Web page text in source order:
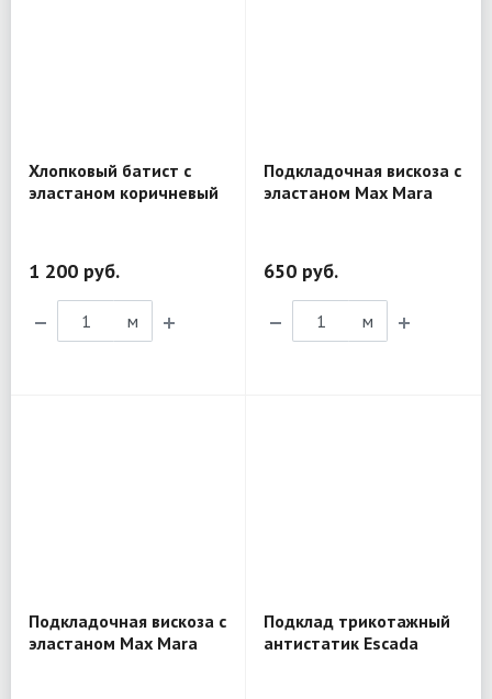
Хлопковый батист с
эластаном коричневый
1 200 руб.
м
Подкладочная вискоза с
эластаном Max Mara
650 руб.
м
Подкладочная вискоза с
эластаном Max Mara
Подклад трикотажный
антистатик Escada